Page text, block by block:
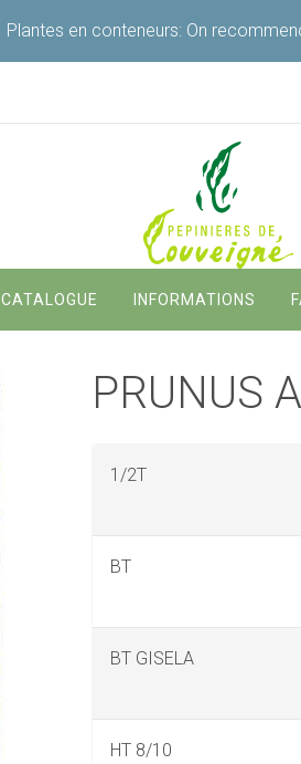
Plantes en conteneurs: On
CATALOGUE INFORMATIONS
PRUNUS
1/2T
BT
BT GISELA
HT 8/10